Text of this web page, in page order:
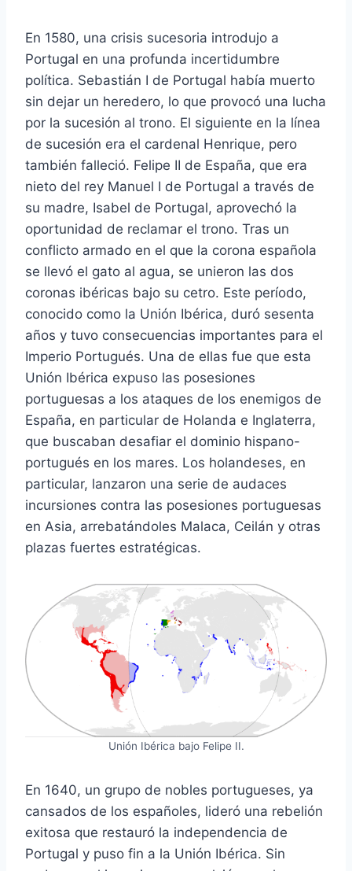
En 1580, una crisis sucesoria introdujo a
Portugal en una profunda incertidumbre
política. Sebastián I de Portugal había muerto
sin dejar un heredero, lo que provocó una lucha
por la sucesión al trono. El siguiente en la línea
de sucesión era el cardenal Henrique, pero
también falleció. Felipe II de España, que era
nieto del rey Manuel I de Portugal a través de
su madre, Isabel de Portugal, aprovechó la
oportunidad de reclamar el trono. Tras un
conflicto armado en el que la corona española
se llevó el gato al agua, se unieron las dos
coronas ibéricas bajo su cetro. Este período,
conocido como la Unión Ibérica, duró sesenta
años y tuvo consecuencias importantes para el
Imperio Portugués. Una de ellas fue que esta
Unión Ibérica expuso las posesiones
portuguesas a los ataques de los enemigos de
España, en particular de Holanda e Inglaterra,
que buscaban desafiar el dominio hispano-
portugués en los mares. Los holandeses, en
particular, lanzaron una serie de audaces
incursiones contra las posesiones portuguesas
en Asia, arrebatándoles Malaca, Ceilán y otras
plazas fuertes estratégicas.
Unión Ibérica bajo Felipe II.
En 1640, un grupo de nobles portugueses, ya
cansados de los españoles, lideró una rebelión
exitosa que restauró la independencia de
Portugal y puso fin a la Unión Ibérica. Sin